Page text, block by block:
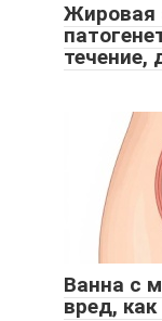
Жировая
течение,
Ванна с
вред,